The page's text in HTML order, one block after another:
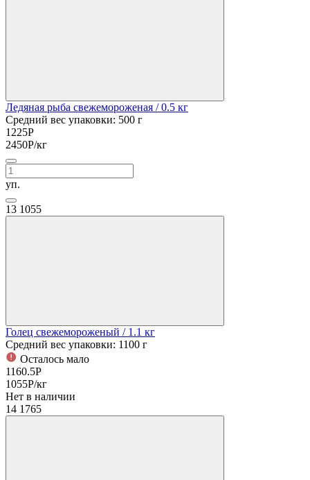
Ледяная рыба свежемороженая / 0.5 кг
Средний вес упаковки: 500 г
1225Р
2450Р/кг
уп.
13 1055
Голец свежемороженый / 1.1 кг
Средний вес упаковки: 1100 г
Осталось мало
1160.5Р
1055Р/кг
Нет в наличии
14 1765